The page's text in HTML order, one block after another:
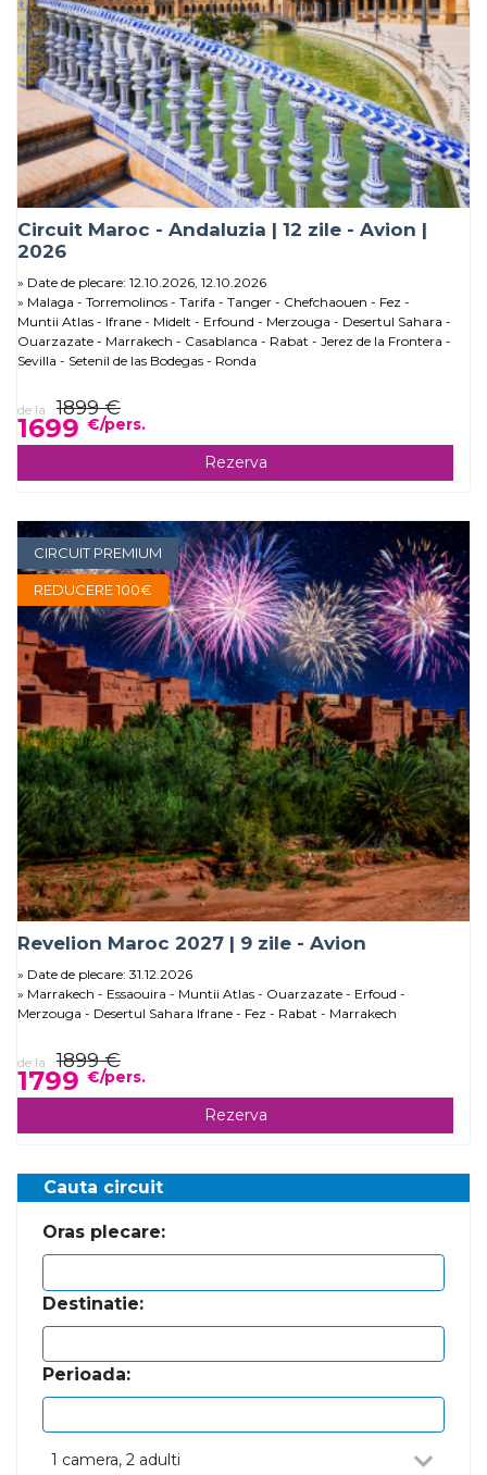
Cauta circuit
Oras plecare:
Destinatie:
Perioada:
1 camera, 2 adulti
Circuit Maroc - Andaluzia | 12 zile - Avion |
2026
Date de plecare: 12.10.2026, 12.10.2026
Malaga - Torremolinos - Tarifa - Tanger - Chefchaouen - Fez -
Muntii Atlas - Ifrane - Midelt - Erfound - Merzouga - Desertul Sahara -
Ouarzazate - Marrakech - Casablanca - Rabat - Jerez de la Frontera -
Sevilla - Setenil de las Bodegas - Ronda
de la 1899 €
1699 €/pers.
Rezerva
CIRCUIT PREMIUM
REDUCERE 100€
Revelion Maroc 2027 | 9 zile - Avion
Date de plecare: 31.12.2026
Marrakech - Essaouira - Muntii Atlas - Ouarzazate - Erfoud -
Merzouga - Desertul Sahara Ifrane - Fez - Rabat - Marrakech
de la 1899 €
1799 €/pers.
Rezerva